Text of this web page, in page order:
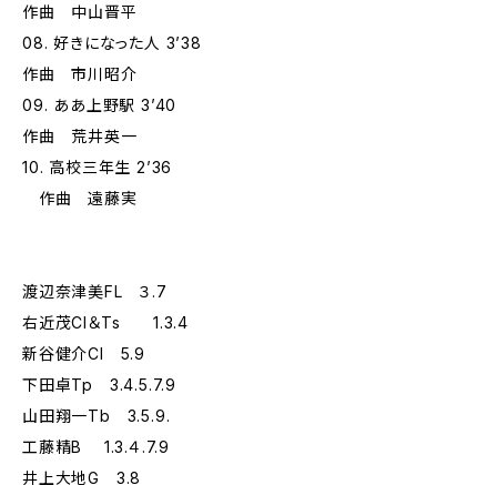
作曲 中山晋平
08. 好きになった人 3’38
作曲 市川昭介
09. ああ上野駅 3’40
作曲 荒井英一
10. 高校三年生 2’36
作曲 遠藤実
渡辺奈津美FL ３.7
右近茂Cl＆Ts 1.3.4
新谷健介Cl 5.9
下田卓Tp 3.4.5.7.9
山田翔一Tb 3.5.9.
工藤精B 1.3.４.7.9
井上大地G 3.8